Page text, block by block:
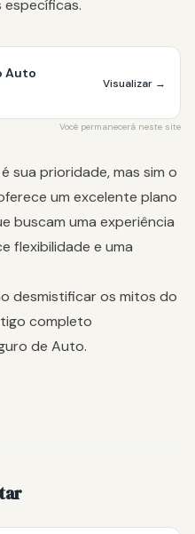
Auto
Visualizar →
Você permanecerá neste site
sua prioridade, mas sim o
um excelente plano
buscam uma experiência
flexibilidade e uma
desmistificar os mitos do
completo
de Auto.